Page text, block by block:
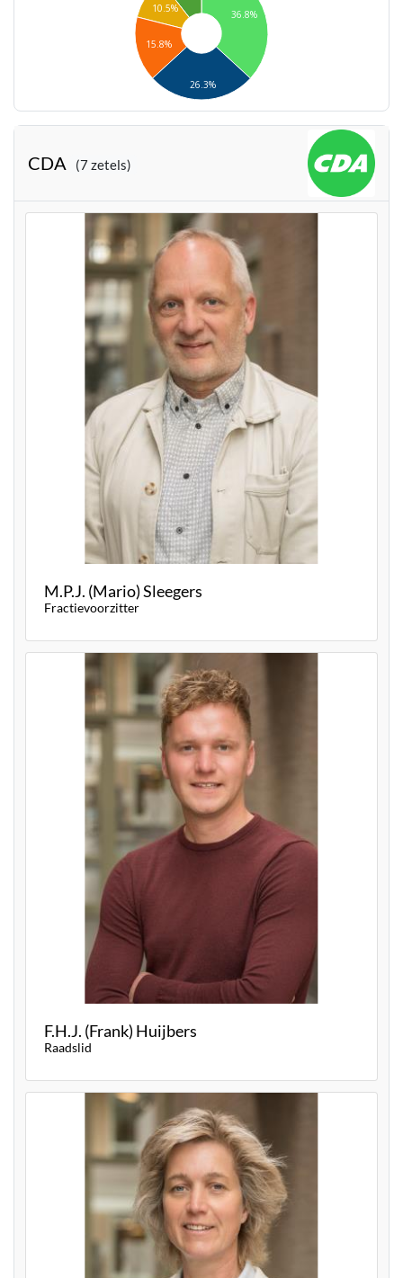
36.8%
10.5%
15.8%
26.3%
CDA (7 zetels)
M.P.J. (Mario) Sleegers
Fractievoorzitter
F.H.J. (Frank) Huijbers
Raadslid